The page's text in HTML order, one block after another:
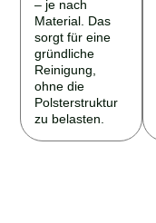
Material. Das
sorgt für eine
gründliche
Reinigung,
ohne die
Polsterstruktur
zu belasten.